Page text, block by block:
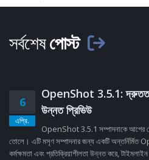
সর্বশেষপোস্ট
6
এপ্রি.
OpenShot 3.5.1: দ্রুততর
উন্নত প্রিভিউ
OpenShot 3.5.1 সম্পাদনাকে আগের
তোলে। এটি মসৃণ সম্পাদনার জন্য একটি
কর্মক্ষমতা এবং প্রতিক্রিয়াশীলতা উন্নত করে,